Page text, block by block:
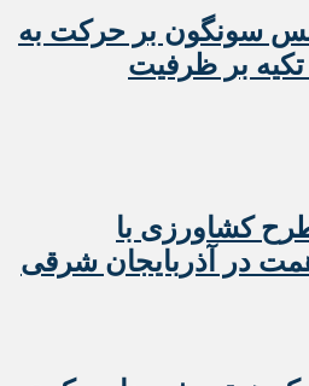
مس سونگون بر حرکت به
تکیه بر ظرفیت
از ۴۷ طرح کشاورزی با
در آذربایجان شرقی